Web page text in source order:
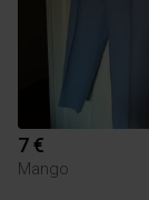
7 €
Mango